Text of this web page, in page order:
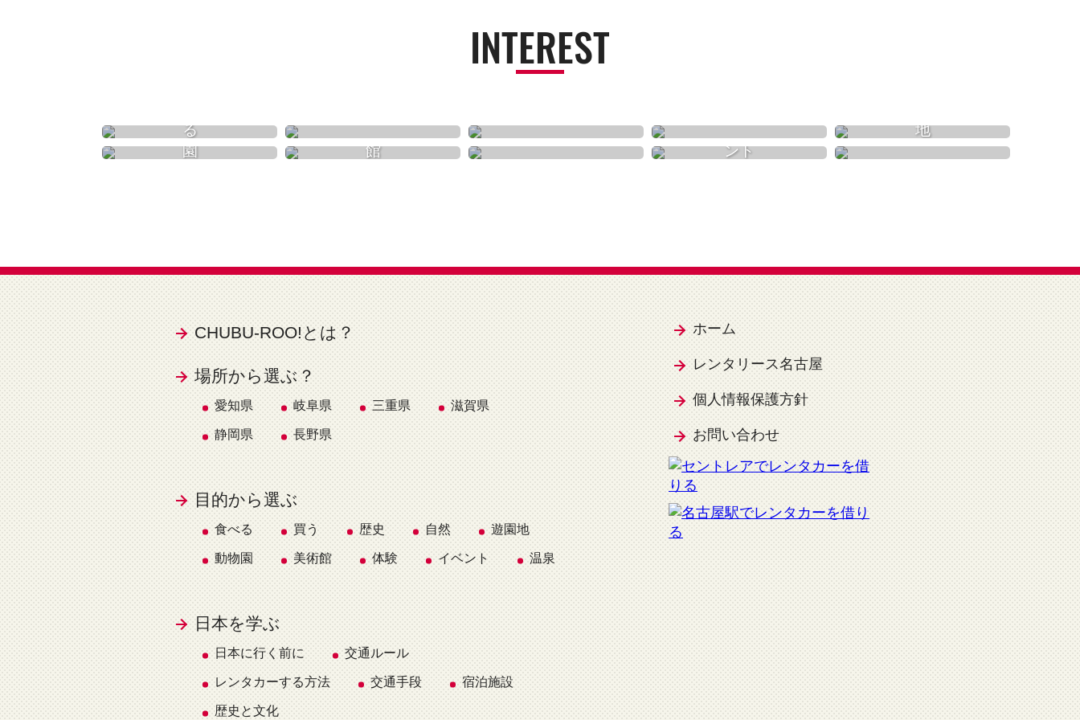
INTEREST
食べる
買う 歴史
自然
遊園地
CHUBU-ROO!とは？
場所から選ぶ？
愛知県 岐阜県 三重県 滋賀県
静岡県 長野県
目的から選ぶ
食べる 買う 歴史 自然 遊園地
動物園 美術館 体験 イベント 温泉
日本を学ぶ
日本に行く前に 交通ルール
レンタカーする方法 交通手段 宿泊施設
歴史と文化
ホーム
レンタリース名古屋
個人情報保護方針
お問い合わせ